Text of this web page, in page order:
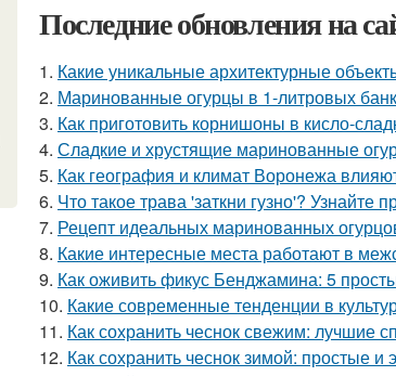
Последние обновления на
1. Какие уникальные архитектурные
2. Маринованные огурцы в 1-литровых
3. Как приготовить корнишоны в кисло-
4. Сладкие и хрустящие маринованные
5. Как география и климат Воронежа
6. Что такое трава 'заткни гузно'? Узнайте
7. Рецепт идеальных маринованных
8. Какие интересные места работают в
9. Как оживить фикус Бенджамина: 5
10. Какие современные тенденции в
11. Как сохранить чеснок свежим: лучшие
12. Как сохранить чеснок зимой: простые